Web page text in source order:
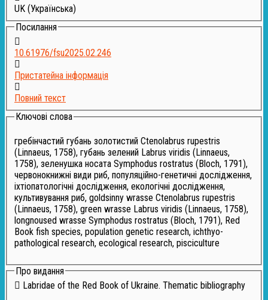
UK (Українська)
Посилання
10.61976/fsu2025.02.246
Пристатейна інформація
Повний текст
Ключові слова
гребінчастий губань золотистий Ctenolabrus rupestris
(Linnaeus, 1758), губань зелений Labrus viridis (Linnaeus,
1758), зеленушка носата Symphodus rostratus (Bloch, 1791),
червонокнижні види риб, популяційно-генетичні дослідження,
іхтіопатологічні дослідження, екологічні дослідження,
культивування риб, goldsinny wrasse Ctenolabrus rupestris
(Linnaeus, 1758), green wrasse Labrus viridis (Linnaeus, 1758),
longnoused wrasse Symphodus rostratus (Bloch, 1791), Red
Book fish species, population genetic research, ichthyo­
pathological research, ecological research, pisciculture
Про видання
Labridae of the Red Book of Ukraine. Thematic bibliography